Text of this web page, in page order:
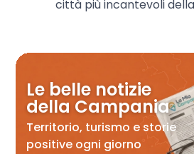
città più incantevoli
Le belle notizie
della Campania
Territorio, turismo e storie
positive ogni giorno